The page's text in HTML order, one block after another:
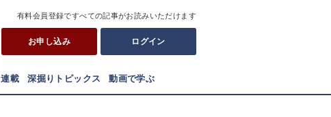
有料会員登録ですべての記事がお読みいただけます
お申し込み ログイン
連載 深掘りトピックス 動画で学ぶ